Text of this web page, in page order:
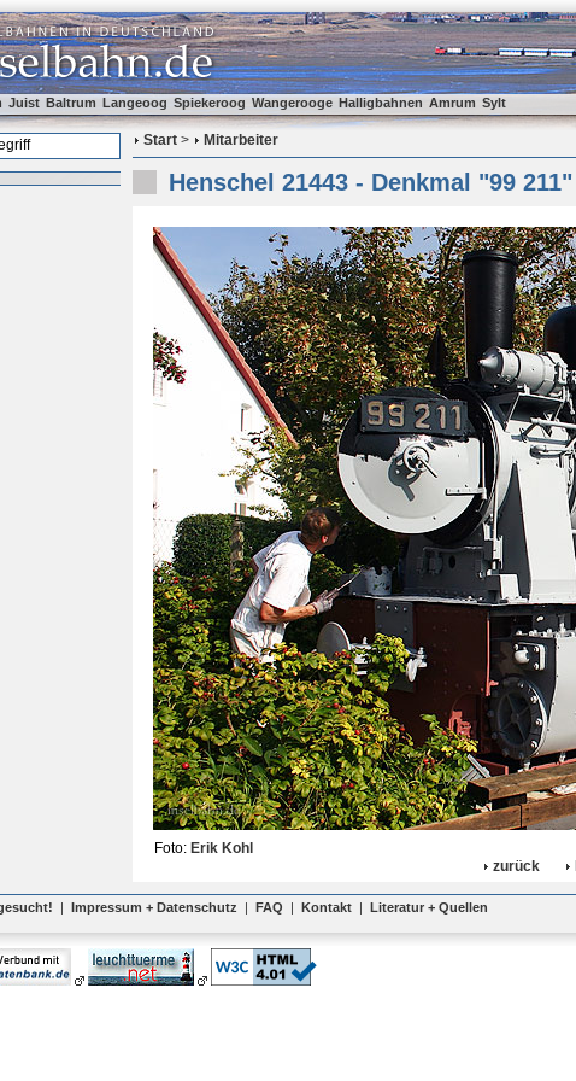
Juist Baltrum Langeoog Spiekeroog Wangerooge Halligbahnen Amrum Sylt
Start > Mitarbeiter
Henschel 21443 - Denkmal "99 211"
Foto: Erik Kohl
zurück
| Impressum + Datenschutz | FAQ | Kontakt | Literatur + Quellen